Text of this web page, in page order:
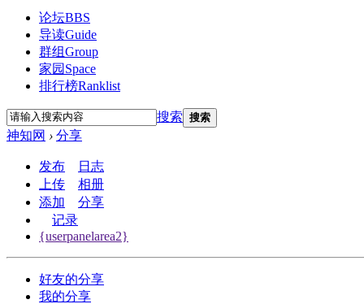
论坛BBS
导读Guide
群组Group
家园 Space
排行榜Ranklist
搜索 搜索
神知网 › 分享
发布
日志
上传
相册
添加
分享
记录
{userpanelarea2}
好友的分享
我的分享